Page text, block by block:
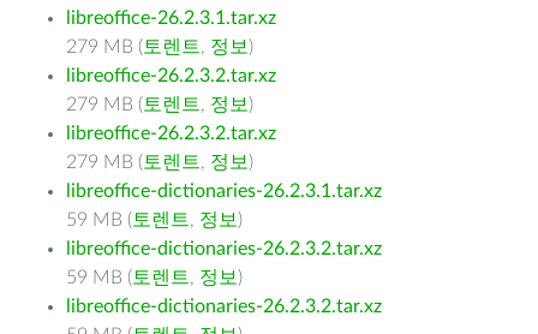
libreoffice-26.2.3.1.tar.xz
279 MB ( 토렌트, 정보 )
libreoffice-26.2.3.2.tar.xz
279 MB ( 토렌트, 정보 )
libreoffice-26.2.3.2.tar.xz
279 MB ( 토렌트, 정보 )
libreoffice-dictionaries-26.2.3.1.tar.xz
59 MB ( 토렌트, 정보 )
libreoffice-dictionaries-26.2.3.2.tar.xz
59 MB ( 토렌트, 정보 )
libreoffice-dictionaries-26.2.3.2.tar.xz